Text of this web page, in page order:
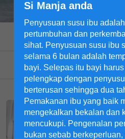
Si Manja anda
Penyusuan susu ibu
pertumbuhan dan
sihat. Penyusuan susu ibu
selama 6 bulan adalah
bayi. Selepas itu bayi
pelengkap dengan
berterusan sehingga dua
Pemakanan ibu yang baik
mengekalkan bekalan dan
mencukupi. Pengenalan
bukan sebab
Para ibu Si
Pilih kategori